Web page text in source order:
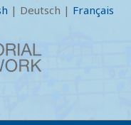
| Deutsch | Français